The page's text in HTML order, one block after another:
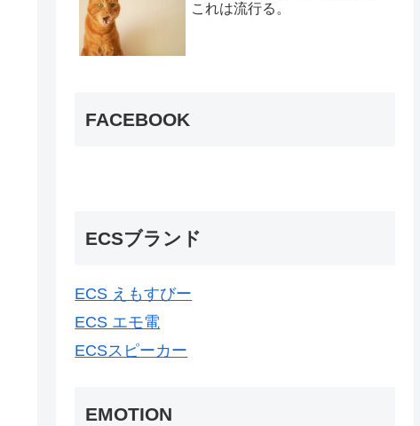
これは流行る。
FACEBOOK
ECSブランド
ECS えもすびー
ECS エモ電
ECSスピーカー
EMOTION